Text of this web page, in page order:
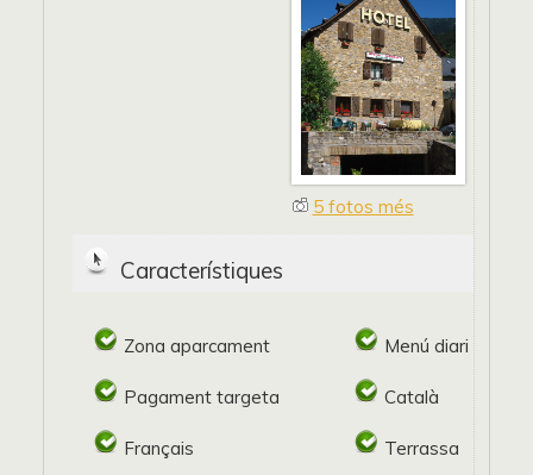
5 fotos més
Característiques
Zona aparcament Menú diari
Pagament targeta Català
Français Terrassa